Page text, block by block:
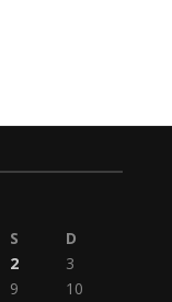
S
D
2
3
9
10